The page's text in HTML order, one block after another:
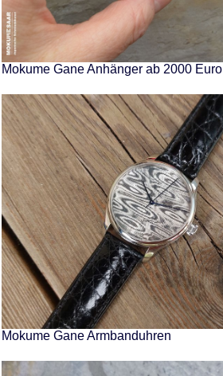
Mokume Gane Anhänger ab 2000 Euro
Mokume Gane Armbanduhren